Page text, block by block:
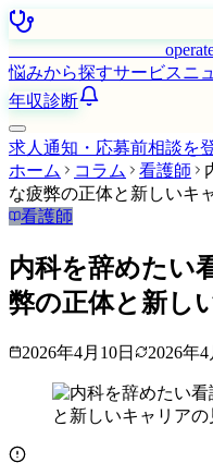
悩みから探すサービスニ
年収診断
求人通知・応募前相談を
ホーム
コラム 看護師
な疲弊の正体と新しいキ
看護師
内科を辞めたい
弊の正体と新し
2026年4月10日 2026年4